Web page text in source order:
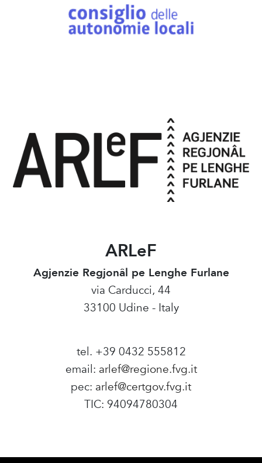
ARLeF
Agjenzie Regjonâl pe Lenghe Furlane
via Carducci, 44
33100 Udine - Italy
tel. +39 0432 555812
email: arlef@regione.fvg.it
pec: arlef@certgov.fvg.it
TIC: 94094780304